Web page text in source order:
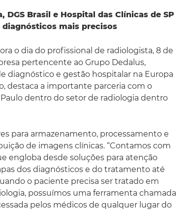
DGS Brasil e Hospital das Clínicas de SP
mais precisos
o dia do profissional de radiologista, 8 de
pertencente ao Grupo Dedalus,
diagnóstico e gestão hospitalar na Europa
destaca a importante parceria com o
dentro do setor de radiologia dentro
para armazenamento, processamento e
de imagens clínicas. “Contamos com
engloba desde soluções para atenção
dos diagnósticos e do tratamento até
o paciente precisa ser tratado em
possuímos uma ferramenta chamada
pelos médicos de qualquer lugar do